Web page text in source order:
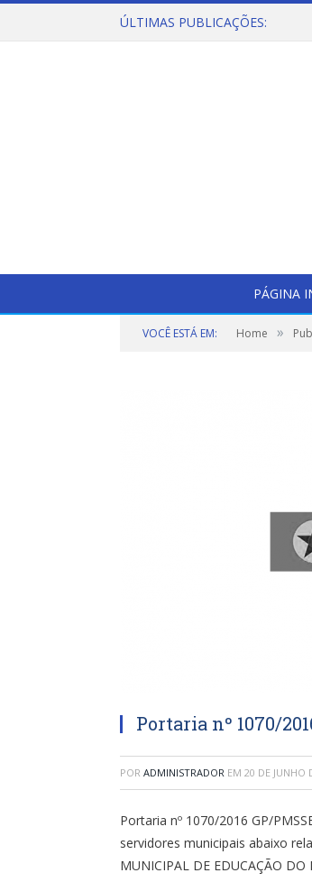
ÚLTIMAS PUBLICAÇÕES:
PÁGINA
VOCÊ ESTÁ EM: Home »
Portaria nº 1070/
POR ADMINISTRADOR EM 20 DE JUNHO
Portaria nº 1070/2016 GP/
servidores municipais abaixo
MUNICIPAL DE EDUCAÇÃO